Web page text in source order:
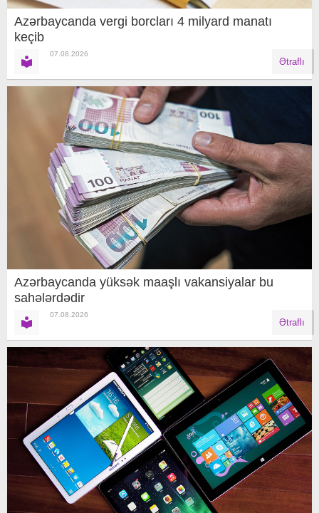
Azərbaycanda vergi borcları 4 milyard manatı
keçib
07.08.2026
Ətraflı
Azərbaycanda yüksək maaşlı vakansiyalar bu
sahələrdədir
07.08.2026
Ətraflı